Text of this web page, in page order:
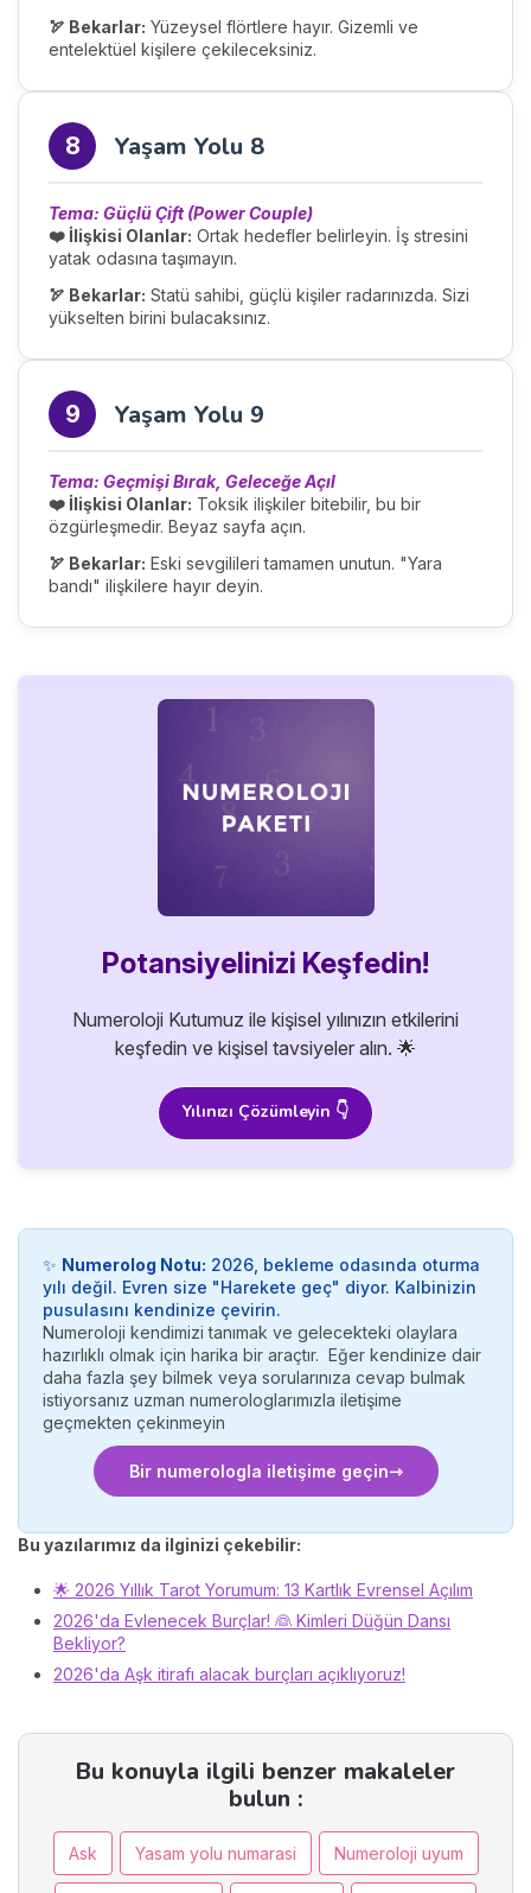
🏹 Bekarlar: Yüzeysel flörtlere hayır. Gizemli ve
entelektüel kişilere çekileceksiniz.
8 Yaşam Yolu 8
Tema: Güçlü Çift (Power Couple)
❤️ İlişkisi Olanlar: Ortak hedefler belirleyin. İş stresini
yatak odasına taşımayın.
🏹 Bekarlar: Statü sahibi, güçlü kişiler radarınızda. Sizi
yükselten birini bulacaksınız.
9 Yaşam Yolu 9
Tema: Geçmişi Bırak, Geleceğe Açıl
❤️ İlişkisi Olanlar: Toksik ilişkiler bitebilir, bu bir
özgürleşmedir. Beyaz sayfa açın.
🏹 Bekarlar: Eski sevgilileri tamamen unutun. "Yara
bandı" ilişkilere hayır deyin.
Potansiyelinizi Keşfedin!
Numeroloji Kutumuz ile kişisel yılınızın etkilerini
keşfedin ve kişisel tavsiyeler alın. 🌟
Yılınızı Çözümleyin 👇
✨ Numerolog Notu: 2026, bekleme odasında oturma
yılı değil. Evren size "Harekete geç" diyor. Kalbinizin
pusulasını kendinize çevirin.
Numeroloji kendimizi tanımak ve gelecekteki olaylara
hazırlıklı olmak için harika bir araçtır. Eğer kendinize dair
daha fazla şey bilmek veya sorularınıza cevap bulmak
istiyorsanız uzman numerologlarımızla iletişime
geçmekten çekinmeyin
Bir numerologla iletişime geçin
Bu yazılarımız da ilginizi çekebilir:
🌟 2026 Yıllık Tarot Yorumum: 13 Kartlık Evrensel Açılım
2026'da Evlenecek Burçlar! 👰 Kimleri Düğün Dansı
Bekliyor?
2026'da Aşk itirafı alacak burçları açıklıyoruz!
Bu konuyla ilgili benzer makaleler
bulun :
Ask Yasam yolu numarasi Numeroloji uyum